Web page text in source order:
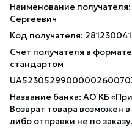
Наименование
Сергеевич
Код получателя:
Счет получателя в
стандартом
Название банка: АО КБ
Возврат товара возможен
либо отправки не по заказу.